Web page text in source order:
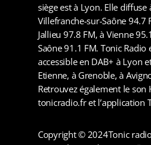
siège est à Lyon. Elle diffuse
Villefranche-sur-Saône 94.7
Jallieu 97.8 FM, à Vienne
Saône 91.1 FM. Tonic Radio
accessible en DAB+ à Lyon
Etienne, à Grenoble, à
Retrouvez également le son
tonicradio.fr et l’application
Copyright © 2024Tonic